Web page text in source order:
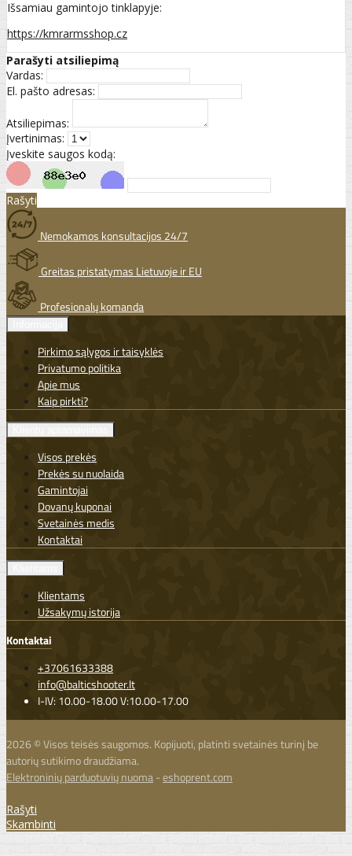
Išsamiau gamintojo tinklapyje:
https://kmrarmsshop.cz
Parašyti atsiliepimą
Vardas:
El. pašto adresas:
Atsiliepimas:
Įvertinimas:
Įveskite saugos kodą:
Rašyti
Nemokamos konsultacijos 24/7
Greitas pristatymas Lietuvoje ir EU
Profesionalų komanda
Pirkimo sąlygos ir taisyklės
Privatumo politika
Apie mus
Kaip pirkti?
Visos prekės
Prekės su nuolaida
Gamintojai
Dovanų kuponai
Svetainės medis
Kontaktai
Klientams
Užsakymų istorija
Kontaktai
+37061633388
info@balticshooter.lt
I-IV: 10.00-18.00 V:10.00-17.00
2026 © Visos teisės saugomos. Kopijuoti, platinti svetainės turinį be
autorių sutikimo draudžiama.
Elektroninių parduotuvių nuoma-eshoprent.com
Rašyti
Skambinti